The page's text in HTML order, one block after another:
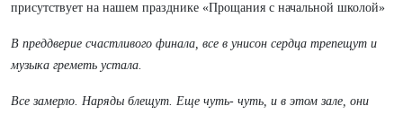
присутствует на нашем празднике «Прощания с начальной школой»
В преддверие счастливого финала, все в унисон сердца трепещут и
музыка греметь устала.
Все замерло. Наряды блещут. Еще чуть- чуть, и в этом зале, они